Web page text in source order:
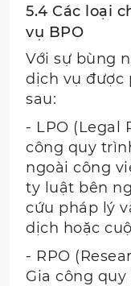
5.4 Các loại
vụ BPO
Với sự bùng
dịch vụ được
sau:
- LPO (Legal
công quy
ngoài công
ty luật bên
cứu pháp lý
dịch hoặc
- RPO
Gia công